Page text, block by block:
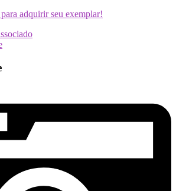
adquirir seu exemplar!